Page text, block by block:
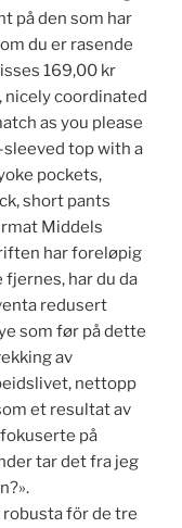
på den som har
du er rasende
169,00 kr
nicely coordinated
as you please
sleeved top with a
pockets,
short pants
Middels
har foreløpig
har du da
redusert
som før på dette
av
nettopp
et resultat av
på
tar det fra jeg
för de tre